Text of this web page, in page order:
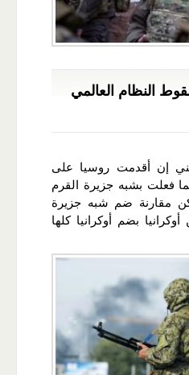
النظام العالمي
إن أقدمت روسيا على
فعلت بشبه جزيرة القرم
لا يمكن مقارنة ضم شبه جزيرة
بضم أوكرانيا كلها